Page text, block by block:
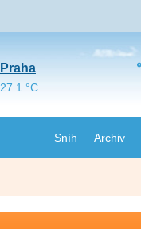
Sníh Archiv
Praha
27.1 °C